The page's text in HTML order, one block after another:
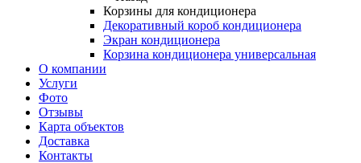
Корзины для кондиционера
Декоративный короб кондиционера
Экран кондиционера
Корзина кондиционера универсальная
О компании
Услуги
Фото
Отзывы
Карта объектов
Доставка
Контакты